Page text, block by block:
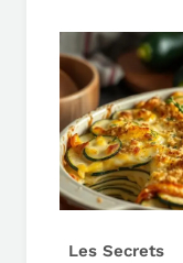
Les Secrets